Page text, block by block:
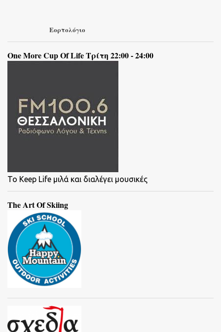
Εορτολόγιο
One More Cup Of Life Τρίτη 22:00 - 24:00
To Keep Life μιλά και διαλέγει μουσικές
The Art Of Skiing